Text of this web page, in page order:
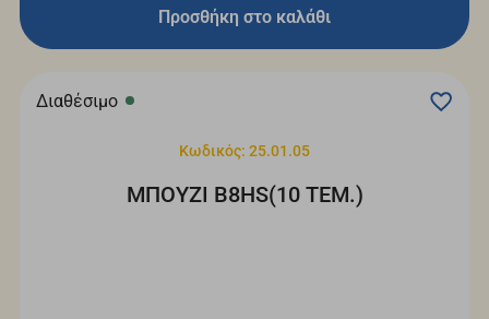
Προσθήκη στο καλάθι
Διαθέσιμο
Κωδικός: 25.01.05
ΜΠΟΥΖΙ B8HS(10 ΤΕΜ.)